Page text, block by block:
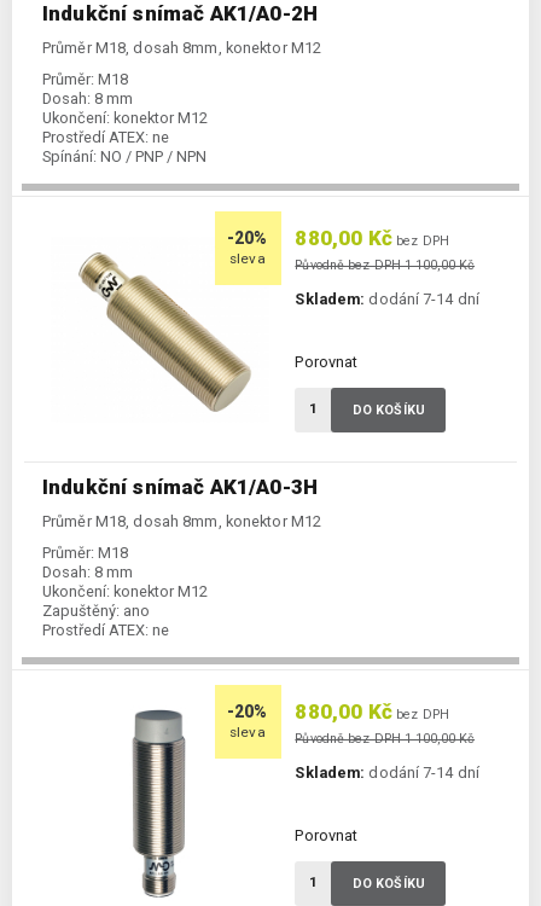
Indukční snímač AK1/A0-2H
Průměr M18, dosah 8mm, konektor M12
Průměr: M18
Dosah: 8 mm
Ukončení: konektor M12
Prostředí ATEX: ne
Spínání: NO / PNP / NPN
-20%
sleva
Indukční snímač AK1/A0-3H
Průměr M18, dosah 8mm, konektor M12
Průměr: M18
Dosah: 8 mm
Ukončení: konektor M12
Zapuštěný: ano
Prostředí ATEX: ne
880,00 Kč bez DPH
Původně bez DPH 1 100,00 Kč
Skladem: dodání 7-14 dní
Porovnat
DO KOŠÍKU
-20%
sleva
880,00 Kč bez DPH
Původně bez DPH 1 100,00 Kč
Skladem: dodání 7-14 dní
Porovnat
DO KOŠÍKU